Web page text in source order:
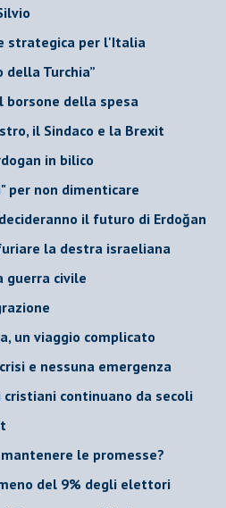
strategica per l'Italia
della Turchia”
borsone della spesa
il Sindaco e la Brexit
in bilico
per non dimenticare
il futuro di Erdoğan
la destra israeliana
guerra civile
un viaggio complicato
e nessuna emergenza
cristiani continuano da secoli
le promesse?
del 9% degli elettori